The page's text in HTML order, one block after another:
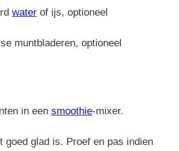
water of ijs, optioneel
muntbladeren, optioneel
in een smoothie-mixer.
goed glad is. Proef en pas indien